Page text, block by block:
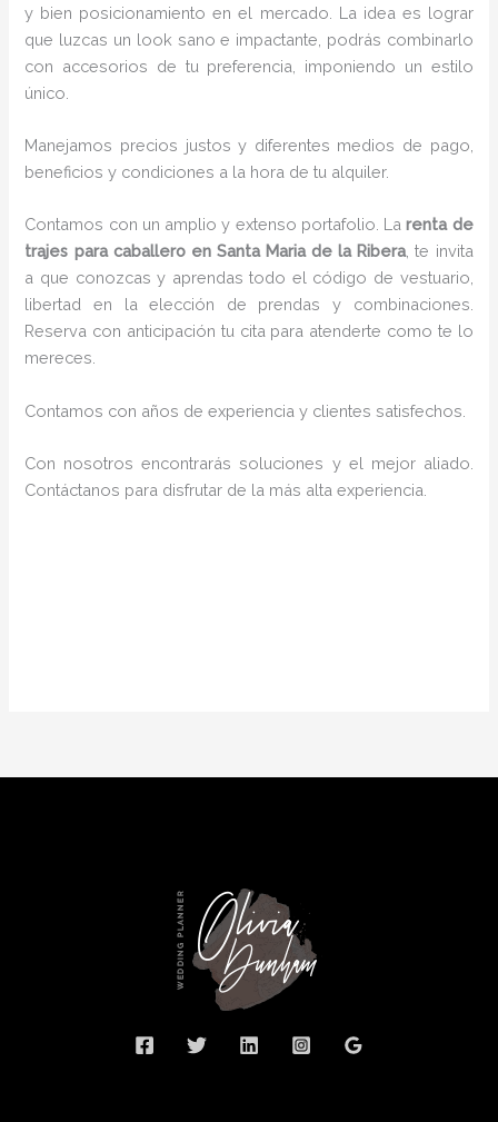
y bien posicionamiento en el mercado. La idea es lograr
que luzcas un look sano e impactante, podrás combinarlo
con accesorios de tu preferencia, imponiendo un estilo
único.
Manejamos precios justos y diferentes medios de pago,
beneficios y condiciones a la hora de tu alquiler.
Contamos con un amplio y extenso portafolio. Larenta de
trajes para caballero en Santa Maria de la Ribera, te invita
a que conozcas y aprendas todo el código de vestuario,
libertad en la elección de prendas y combinaciones.
Reserva con anticipación tu cita para atenderte como te lo
mereces.
Contamos con años de experiencia y clientes satisfechos.
Con nosotros encontrarás soluciones y el mejor aliado.
Contáctanos para disfrutar de la más alta experiencia.